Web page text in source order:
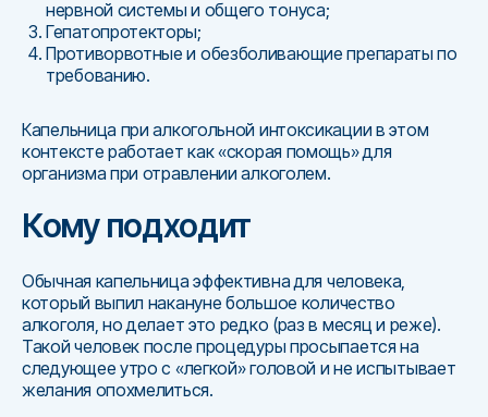
нервной системы и общего тонуса;
Гепатопротекторы;
Противорвотные и обезболивающие препараты по
требованию.
Капельница при алкогольной интоксикации в этом
контексте работает как «скорая помощь» для
организма при отравлении алкоголем.
Кому подходит
Обычная капельница эффективна для человека,
который выпил накануне большое количество
алкоголя, но делает это редко (раз в месяц и реже).
Такой человек после процедуры просыпается на
следующее утро с «легкой» головой и не испытывает
желания опохмелиться.